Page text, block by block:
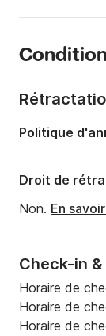
Nombre de
Longueur:
Puissance
Check-in
Horaire de
Horaire de
Horaire de
Politique
Droit de
Non. En